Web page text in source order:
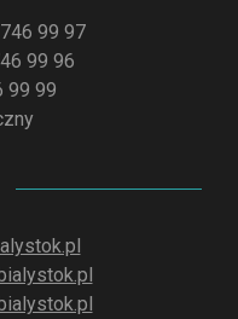
99 97
99 96
99 99